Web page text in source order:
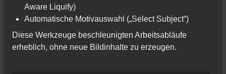
Aware Liquify)
Automatische Motivauswahl („Select Subject“)
Diese Werkzeuge beschleunigten Arbeitsabläufe
erheblich, ohne neue Bildinhalte zu erzeugen.